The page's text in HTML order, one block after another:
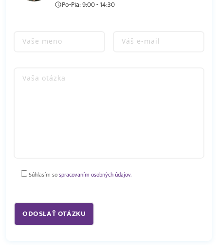
Po-Pia: 9:00 - 14:30
Súhlasím sospracovaním osobných údajov.